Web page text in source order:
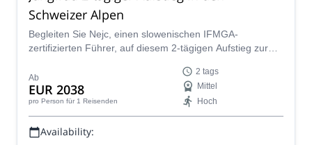
Schweizer Alpen
Begleiten Sie Nejc, einen slowenischen IFMGA-
zertifizierten Führer, auf diesem 2-tägigen Aufstieg zur
Schweizer Alpen.
Ab
EUR 2038
pro Person für 1 Reisenden
2 tags
Mittel
Hoch
Availability: